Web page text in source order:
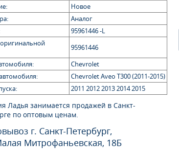
Новое
Аналог
95961446 -L
95961446
Chevrolet
Chevrolet Aveo T300 (2011-2015)
2011 2012 2013 2014 2015
Ладья занимается продажей в Санкт-
по оптовым ценам.
г. Санкт-Петербург,
Митрофаньевская, 18Б